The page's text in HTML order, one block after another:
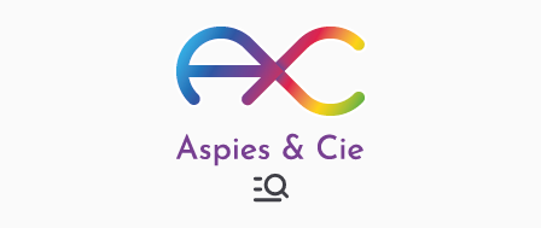
Aspies & Cie